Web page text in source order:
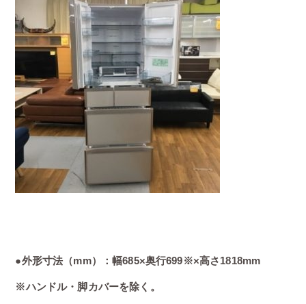
●外形寸法（mm）：幅685×奥行699※×高さ1818mm
※ハンドル・脚カバーを除く。